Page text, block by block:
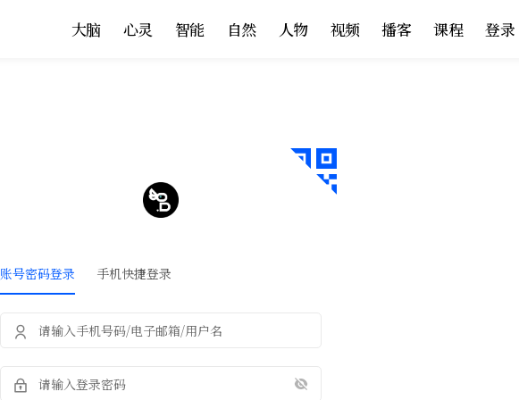
大脑 心灵 智能 自然 人物 视频 播客 课程 登录
账号密码登录 手机快捷登录